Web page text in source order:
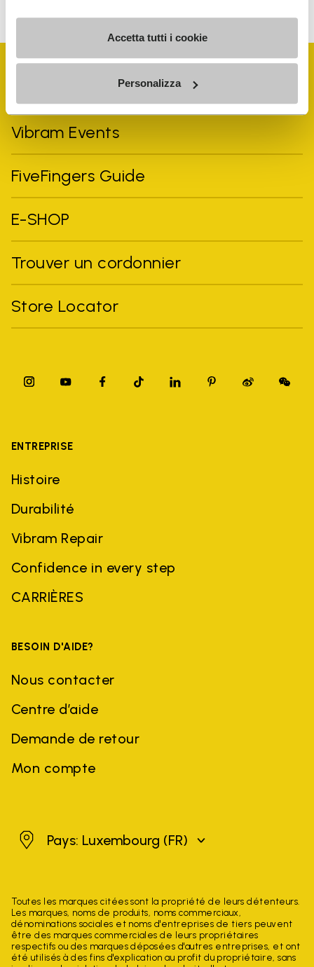
Accetta tutti i cookie
Personalizza
Vibram Events
FiveFingers Guide
E-SHOP
Trouver un cordonnier
Store Locator
ENTREPRISE
Histoire
Durabilité
Vibram Repair
Confidence in every step
CARRIÈRES
BESOIN D'AIDE?
Nous contacter
Centre d’aide
Demande de retour
Mon compte
Luxembourg
Pays: Luxembourg (FR)
Toutes les marques citées sont la propriété de leurs détenteurs.
Les marques, noms de produits, noms commerciaux,
dénominations sociales et noms d'entreprises de tiers peuvent
être des marques commerciales de leurs propriétaires
respectifs ou des marques déposées d'autres entreprises, et ont
été utilisés à des fins d'explication au profit du propriétaire, sans